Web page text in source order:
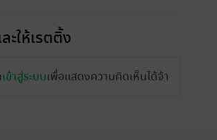
ะให้เรตติ้ง
เข้าสู่ระบบเพื่อแสดงความคิดเห็นได้จ้า